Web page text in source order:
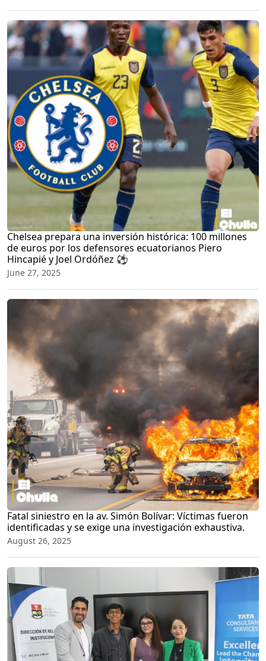
Chelsea prepara una inversión histórica: 100 millones
de euros por los defensores ecuatorianos Piero
Hincapié y Joel Ordóñez ⚽
June 27, 2025
Fatal siniestro en la av. Simón Bolívar: Víctimas fueron
identificadas y se exige una investigación exhaustiva.
August 26, 2025